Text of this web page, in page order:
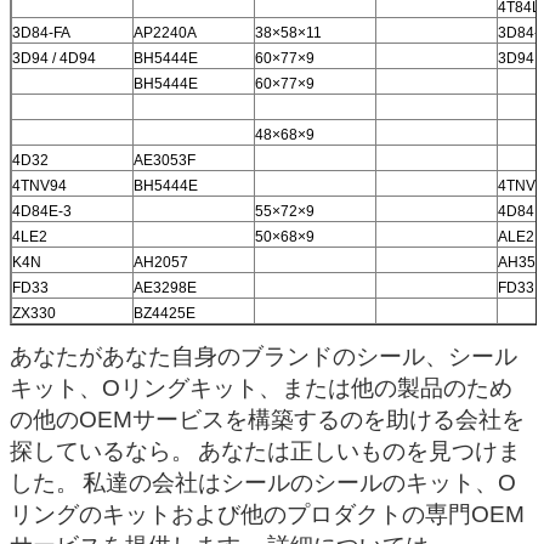
4T84L
3D84-FA
AP2240A 38×58×11
3D84-
3D94 / 4D94
BH5444E 60×77×9
3D94
BH5444E
60×77×9
48×68×9
4D32
AE3053F
4TNV94
BH5444E
4D84E-3
55×72×9
4LE2
50×68×9
ALE2
K4N
AH2057
FD33
AE3298E
FD33
ZX330
BZ4425E
あなたがあなた自身のブランドのシール、シール
キット、Oリングキット、または他の製品のため
の他のOEMサービスを構築するのを助ける会社を
探しているなら。
あなたは正しいものを見つけま
した。
私達の会社はシールのシールのキット、O
リングのキットおよび他のプロダクトの専門OEM